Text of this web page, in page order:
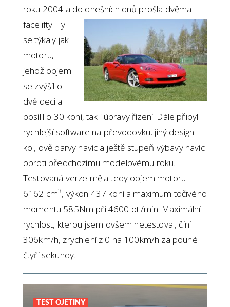
roku 2004 a do dnešních dnů prošla dvěma
facelifty. Ty
se týkaly jak
motoru,
jehož objem
se zvýšil o
dvě deci a
posílil o 30 koní, tak i úpravy řízení. Dále přibyl
rychlejší software na převodovku, jiný design
kol, dvě barvy navíc a ještě stupeň výbavy navíc
oproti předchozímu modelovému roku.
Testovaná verze měla tedy objem motoru
6162 cm3, výkon 437 koní a maximum točivého
momentu 585Nm při 4600 ot./min. Maximální
rychlost, kterou jsem ovšem netestoval, činí
306km/h, zrychlení z 0 na 100km/h za pouhé
čtyři sekundy.
TEST OJETINY